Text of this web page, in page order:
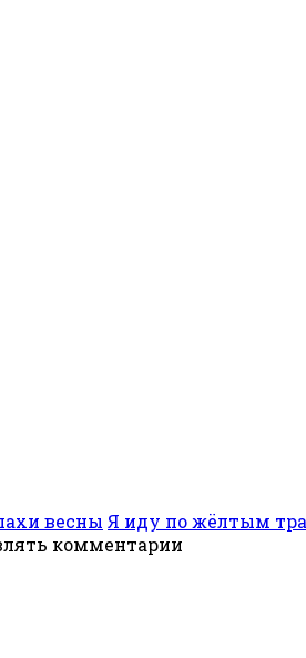
весны Я иду по жёлтым
комментарии